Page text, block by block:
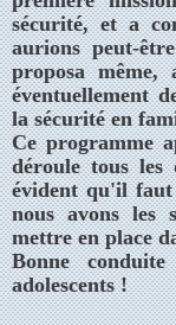
sécurité, et a
aurions peut-
proposa
éventuellement
la sécurité en
Ce programme
déroule tous les
évident qu'il faut
nous avons les
mettre en place
Bonne
adolescents !